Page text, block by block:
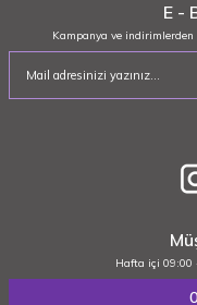
E -
Kampanya ve
Hafta içi 09:00